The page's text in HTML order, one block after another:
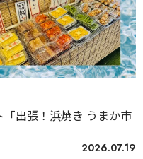
出張！浜焼き うまか市
2026.07.19